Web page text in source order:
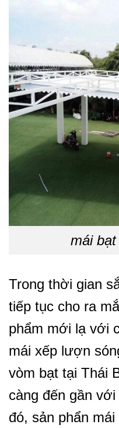
mái
Trong thời gian
tiếp tục cho ra
phẩm mới lạ với
mái xếp lượn
vòm bạt tại Thái
càng đến gần
đó, sản phẩn